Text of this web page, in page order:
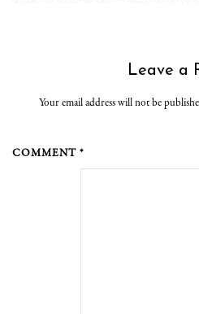
Leave a
Your email address will not be
COMMENT *